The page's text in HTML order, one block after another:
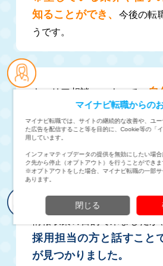
知ることができ、 今後の転
うです。
キャリア相談コーナーで、自
いことについてもアドバ
め役立った。今までとは違
方など、迷っていた部分がス
良かったです。
採用担当の方と話すこと
が見つかりました。
マイナビ転職からの
マイナビ転職では、サイトの継続的な改善や、ユ
た広告を配信すること等を目的に、Cookie等の「
用しています。
インフォマティブデータの提供を無効にしたい場
ク先から停止（オプトアウト）を行うことができま
※オプトアウトをした場合、マイナビ転職の一部
あります。
閉じる